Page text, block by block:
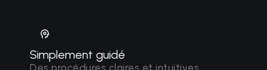
Simplement guidé
Des procédures claires et intuitives